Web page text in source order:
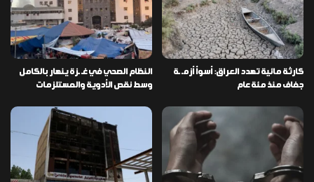
كارثة مائية تهدد العراق: أسوأ أزمـ ـة
جفاف منذ مئة عام
النظام الصحي في غـ ـزة ينهار بالكامل
وسط نقص الأدوية والمستلزمات